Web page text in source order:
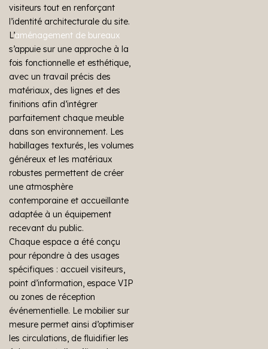
visiteurs tout en renforçant
l’identité architecturale du site.
L’aménagement de bureaux
s’appuie sur une approche à la
fois fonctionnelle et esthétique,
avec un travail précis des
matériaux, des lignes et des
finitions afin d’intégrer
parfaitement chaque meuble
dans son environnement. Les
habillages texturés, les volumes
généreux et les matériaux
robustes permettent de créer
une atmosphère
contemporaine et accueillante
adaptée à un équipement
recevant du public.
Chaque espace a été conçu
pour répondre à des usages
spécifiques : accueil visiteurs,
point d’information, espace VIP
ou zones de réception
événementielle. Le mobilier sur
mesure permet ainsi d’optimiser
les circulations, de fluidifier les